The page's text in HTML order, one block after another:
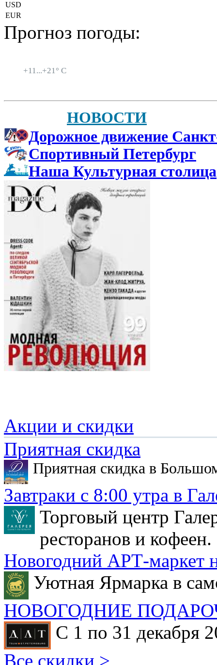
USD
EUR
Прогноз погоды:
+11...+21° C
НОВОСТИ
Дорожное движение
Спортивный Петербург
Наша Культурная столица
Акции и скидки
Приятная скидка
Приятная скидка в
Завтраки с 8:00 утра в
Торговый центр
ресторанов и кофеен.
Новогодний АРТ-маркет
Уютная Ярмарка в
НОВОГОДНИЕ
С 1 по 31 декабря
Все скидки >